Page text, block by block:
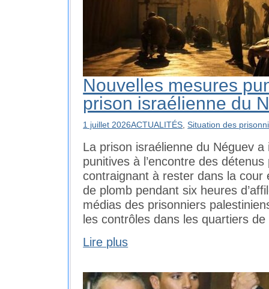
Nouvelles mesures
prison israélienne du
1 juillet 2026ACTUALITÉS ,Situation des
La prison israélienne du Néguev
punitives à l’encontre des
contraignant à rester dans la cour
de plomb pendant six heures
médias des prisonniers
les contrôles dans les quartiers
Lire plus